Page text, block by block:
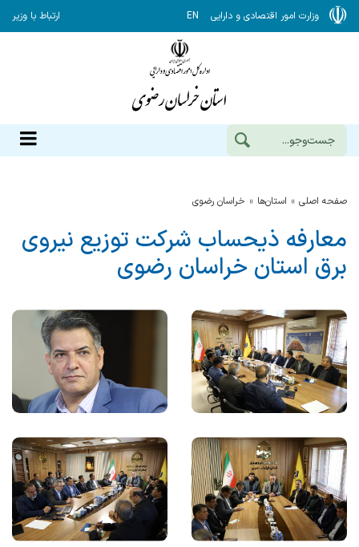
وزارت امور اقتصادی و دارایی EN ارتباط با وزیر
صفحه اصلی استان‌ها خراسان رضوي
معارفه ذیحساب شرکت توزیع نیروی
برق استان خراسان رضوی